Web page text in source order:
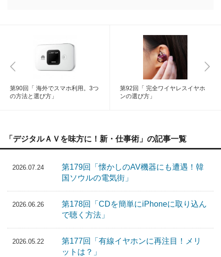
第90回「 海外でスマホ利用。3つ
の方法と選び方」
第92回「 完全ワイヤレスイヤホ
ンの選び方」
「デジタルＡＶを味方に！新・仕事術」の記事一覧
2026.07.24
第179回「懐かしのAV機器にも遭遇！韓
国ソウルの電気街」
2026.06.26
第178回「CDを簡単にiPhoneに取り込ん
で聴く方法」
2026.05.22
第177回「有線イヤホンに再注目！メリ
ットは？」